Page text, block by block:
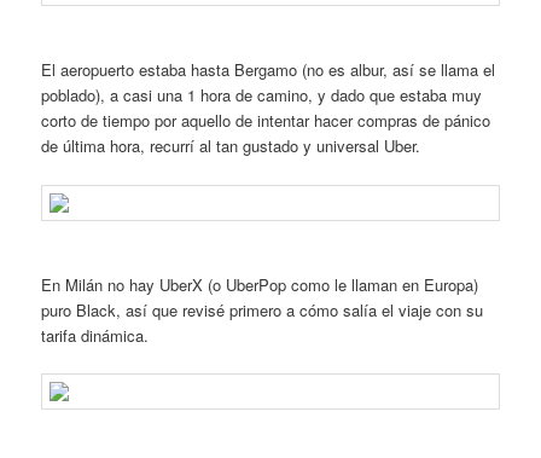
El aeropuerto estaba hasta Bergamo (no es albur, así se llama el
poblado), a casi una 1 hora de camino, y dado que estaba muy
corto de tiempo por aquello de intentar hacer compras de pánico
de última hora, recurrí al tan gustado y universal Uber.
En Milán no hay UberX (o UberPop como le llaman en Europa)
puro Black, así que revisé primero a cómo salía el viaje con su
tarifa dinámica.